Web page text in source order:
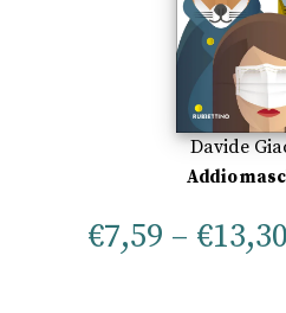
Davide
Addio
€7,59 – €13,30